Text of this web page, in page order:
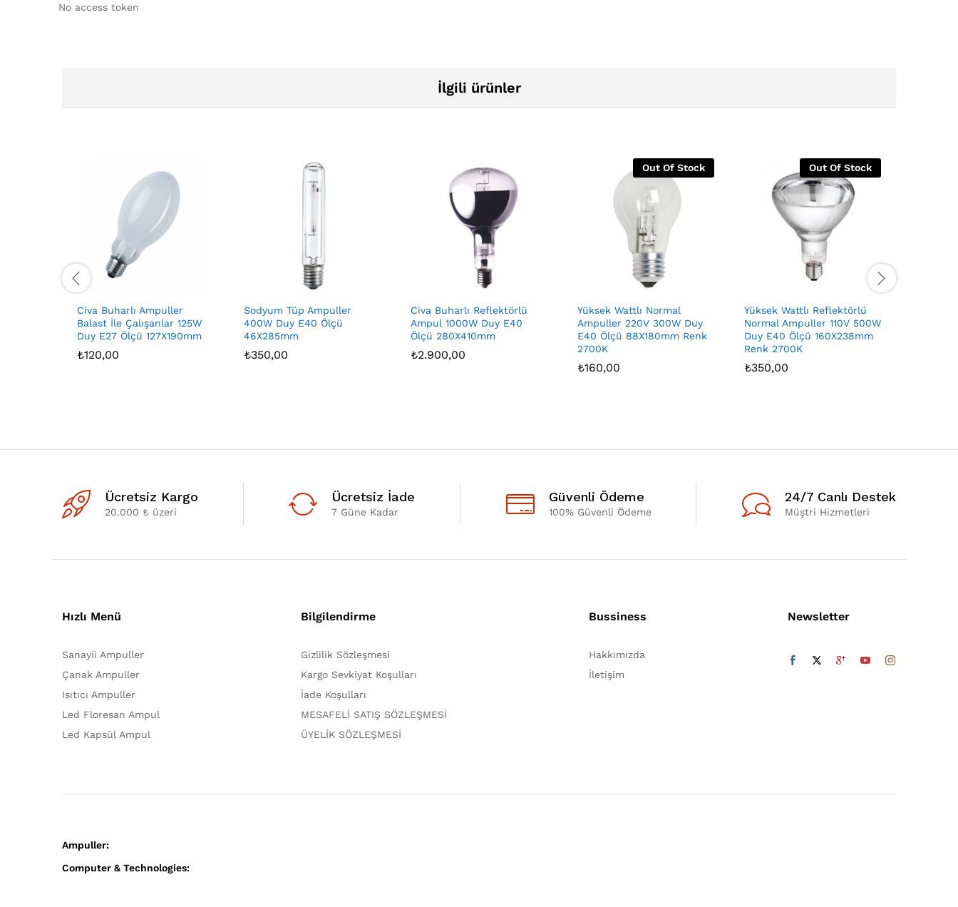
No access token
İlgili ürünler
Civa Buharlı Ampuller
Balast İle Çalışanlar 125W
Duy E27 Ölçü 127X190mm
₺120,00
Sodyum Tüp Ampuller
400W Duy E40 Ölçü
46X285mm
₺350,00
Civa Buharlı Reflektörlü
Ampul 1000W Duy E40
Ölçü 280X410mm
₺2.900,00
Out Of Stock
Yüksek Wattlı Normal
Ampuller 220V 300W Duy
E40 Ölçü 88X180mm Renk
2700K
₺160,00
Out Of Stock
Yüksek Wattlı Reflektörlü
Normal Ampuller 110V 500W
Duy E40 Ölçü 160X238mm
Renk 2700K
₺350,00
Ücretsiz Kargo
20.000 ₺ üzeri
Ücretsiz İade
7 Güne Kadar
Güvenli Ödeme
100% Güvenli Ödeme
24/7 Canlı Destek
Müştri Hizmetleri
Hızlı Menü
Sanayii Ampuller
Çanak Ampuller
Isıtıcı Ampuller
Led Floresan Ampul
Led Kapsül Ampul
Bilgilendirme
Gizlilik Sözleşmesi
Kargo Sevkiyat Koşulları
İade Koşulları
MESAFELİ SATIŞ SÖZLEŞMESİ
ÜYELİK SÖZLEŞMESİ
Bussiness
Hakkımızda
İletişim
Newsletter
Ampuller:
Computer & Technologies: